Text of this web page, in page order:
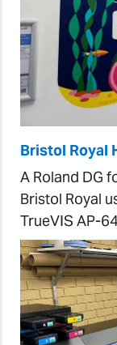
Bristol Royal
A Roland DG
Bristol Royal
TrueVIS AP-